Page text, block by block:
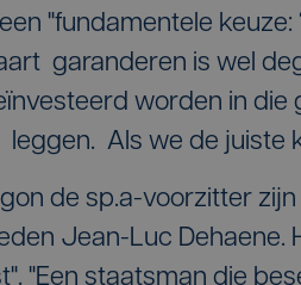
"fundamentele
garanderen is wel
worden in die
Als we de juiste
de sp.a-voorzitter
Jean-Luc Dehaene.
"Een staatsman die